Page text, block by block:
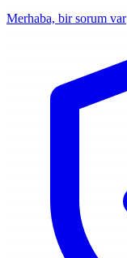
Merhaba, bir sorum var